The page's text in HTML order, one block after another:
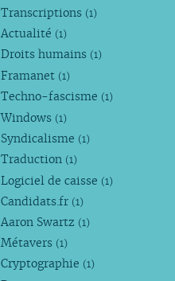
Transcriptions (1)
Actualité (1)
Droits humains (1)
Framanet (1)
Techno-fascisme (1)
Windows (1)
Syndicalisme (1)
Traduction (1)
Logiciel de caisse (1)
Candidats.fr (1)
Aaron Swartz (1)
Métavers (1)
Cryptographie (1)